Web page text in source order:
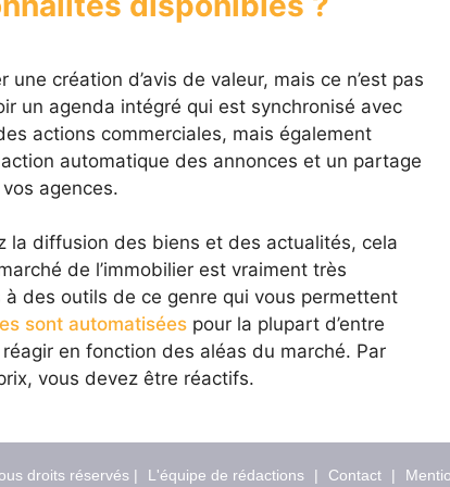
création d’avis de valeur, mais ce n’est pas
un agenda intégré qui est synchronisé avec
actions commerciales, mais également
automatique des annonces et un partage
agences.
la diffusion des biens et des actualités, cela
de l’immobilier est vraiment très
des outils de ce genre qui vous permettent
sont automatiséespour la plupart d’entre
en fonction des aléas du marché. Par
vous devez être réactifs.
droits réservés | L'équipe de rédactions | Contact |